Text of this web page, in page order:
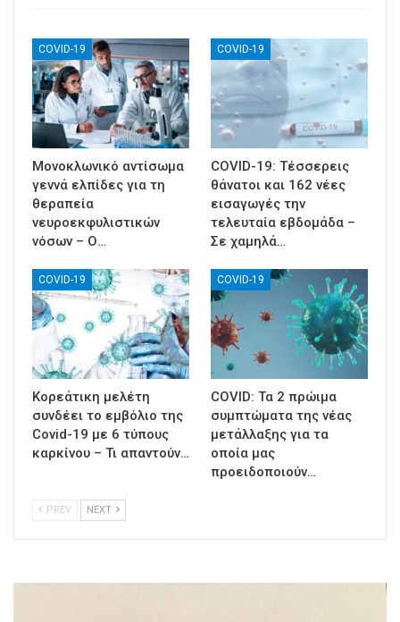
COVID-19
Μονοκλωνικό αντίσωμα
γεννά ελπίδες για τη
θεραπεία
νευροεκφυλιστικών
νόσων – Ο…
COVID-19
COVID-19: Τέσσερεις
θάνατοι και 162 νέες
εισαγωγές την
τελευταία εβδομάδα –
Σε χαμηλά…
COVID-19
Κορεάτικη μελέτη
συνδέει το εμβόλιο της
Covid-19 με 6 τύπους
καρκίνου – Τι απαντούν…
COVID-19
COVID: Τα 2 πρώιμα
συμπτώματα της νέας
μετάλλαξης για τα
οποία μας
προειδοποιούν…
PREV NEXT